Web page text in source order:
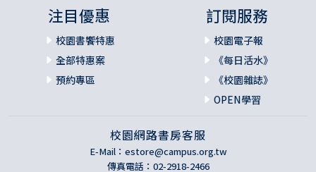
注目優惠
校園書饗特惠
全部特惠案
預約專區
訂閱服務
校園電子報
《每日活水》
《校園雜誌》
OPEN學習
校園網路書房客服
E-Mail： estore@campus.org.tw
傳真電話：02-2918-2466